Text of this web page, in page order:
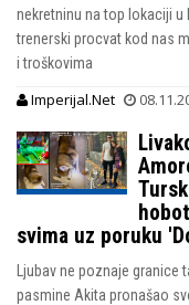
nekretninu na top lokaciji u
trenerski procvat kod nas
i troškovima
Imperijal.Net
svima uz poruku
Ljubav ne poznaje
pasmine Akita pronašao